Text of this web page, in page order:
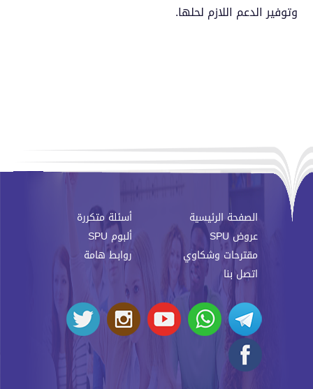
وتوفير الدعم اللازم لحلها.
الصفحة الرئيسية
أسئلة متكررة
عروض SPU
ألبوم SPU
مقترحات وشكاوي
روابط هامة
اتصل بنا